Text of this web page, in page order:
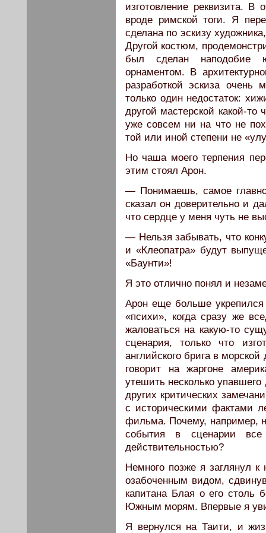
изготовление реквизита. В
вроде римской тоги. Я
сделана по эскизу
Другой костюм,
был сделан наподобие
орнаментом. В
разработкой эскиза
только один недостаток:
другой мастерской какой-то
уже совсем ни на что не
той или иной степени не
Но чаша моего терпения
этим стоял Арон.
— Понимаешь, самое
сказал он доверительно и
что сердце у меня чуть не
— Нельзя забывать, что
и «Клеопатра» будут
«Баунти»!
Я это отлично понял и
Арон еще больше
«психи», когда сразу же
жаловаться на какую-то
сценария, только что
английского брига в
говорит на жаргоне
утешить несколько
других критических
с историческими фактами
фильма. Почему, например,
события в сценарии
действительностью?
Немного позже я заглянул
озабоченным видом,
капитана Блая о его столь
Южным морям. Впервые я
Я вернулся на Таити, и